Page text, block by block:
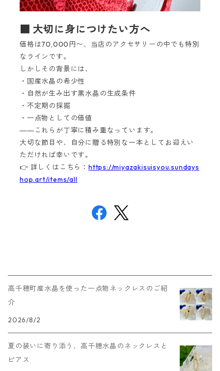
■ 大切に身につけたい方へ
価格は70,000円〜、当店のアクセサリーの中でも特別
なラインです。
しかしその背景には、
・国産水晶の希少性
・自然が生み出す黒水晶の生成条件
・不定期の採掘
・一点物としての価値
――これらが丁寧に積み重なっています。
大切な節目や、自分に贈る特別な一本としてお迎えい
ただければ幸いです。
👉 詳しくはこちら： https://miyazakisuisyou.sundays
hop.art/items/all
高千穂町産水晶を使った一点物ネックレスのご紹
介
2026/8/2
夏の装いに寄り添う、高千穂水晶のネックレスと
ピアス